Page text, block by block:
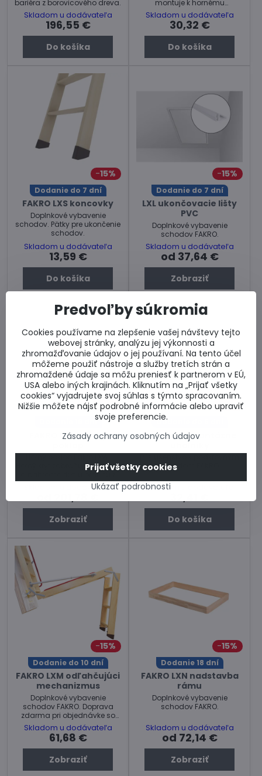
bariéra z borovicového dreva.
Skladom u dodávateľa
196,55 €
Do košíka
montuje k hornému
segmentu rebríka.
Skladom u dodávateľa
30,32 €
Do košíka
15%
Dodanie do 7 dní
FAKRO LXS koncovky
Doplnkové vybavenie
schodov. Pätky pre ukončenie
schodov.
Skladom u dodávateľa
13,59 €
Do košíka
15%
Dodanie do 7 dní
LXL ukončovacie lišty
PVC
Doplnkové vybavenie
schodov FAKRO.
Skladom u dodávateľa
od 37,64 €
Zobraziť
15%
Dodanie 18 dní
FAKRO LXW horný
Horný kryt zabraňuje naviatiu
a nahromadeniu prachu z
podkrovia na poklope a
rebríku zložených
podkrovných schodov.
Skladom u dodávateľa
Zobraziť
15%
Dodanie do 5 dní
FAKRO LXK montážne
uholníky
schodom FAKRO.
Skladom u dodávateľa
Do košíka
15%
Dodanie do 10 dní
FAKRO LXM odľahčujúci
mechanizmus
Doplnkové vybavenie
schodov FAKRO. Doprava
zdarma pri objednávke so
schodmi FAKRO.
Skladom u dodávateľa
61,68 €
Zobraziť
15%
Dodanie 18 dní
FAKRO LXN nadstavba
rámu
Doplnkové vybavenie
schodov FAKRO.
Skladom u dodávateľa
od 72,14 €
Zobraziť
Predvoľby súkromia
Cookies používame na zlepšenie vašej návštevy tejto
webovej stránky, analýzu jej výkonnosti a
zhromažďovanie údajov o jej používaní. Na tento účel
môžeme použiť nástroje a služby tretích strán a
zhromaždené údaje sa môžu preniesť k partnerom v EÚ,
USA alebo iných krajinách. Kliknutím na „Prijať všetky
cookies“ vyjadrujete svoj súhlas s týmto spracovaním.
Nižšie môžete nájsť podrobné informácie alebo upraviť
svoje preferencie.
Zásady ochrany osobných údajov
Ukázať podrobnosti
Prijať všetky cookies